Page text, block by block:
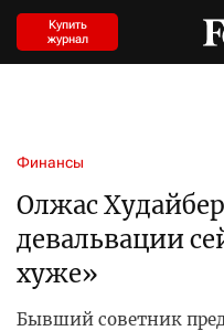
Купить
журнал
Финансы
Олжас
девальвации
хуже»
Бывший советник